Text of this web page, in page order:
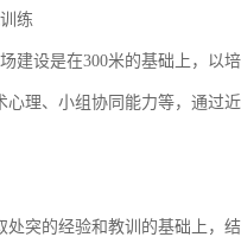
练
建设是在300米的基础上，以
心理、小组协同能力等，通过
处突的经验和教训的基础上，